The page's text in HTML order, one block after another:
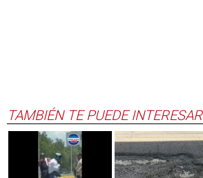
TAMBIÉN TE PUEDE INTERESAR